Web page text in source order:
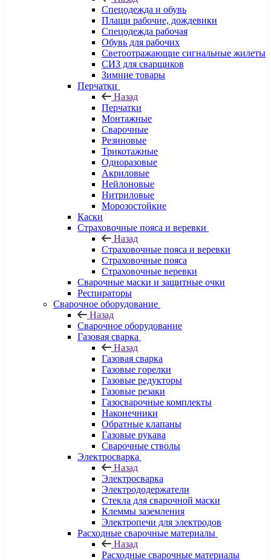
Спецодежда и обувь
Плащи рабочие, дождевики
Спецодежда рабочая
Обувь для рабочих
Светоотражающие сигнальные жилеты
СИЗ для сварщиков
Зимние товары
Перчатки
Назад
Перчатки
Монтажные
Сварочные
Резиновые
Трикотажные
Одноразовые
Акриловые
Нейлоновые
Нитриловые
Морозостойкие
Каски
Страховочные пояса и веревки
Назад
Страховочные пояса и веревки
Страховочные пояса
Страховочные веревки
Сварочные маски и защитные очки
Респираторы
Сварочное оборудование
Назад
Сварочное оборудование
Газовая сварка
Назад
Газовая сварка
Газовые горелки
Газовые редукторы
Газовые резаки
Газосварочные комплекты
Наконечники
Обратные клапаны
Газовые рукава
Сварочные стволы
Электросварка
Назад
Электросварка
Электрододержатели
Стекла для сварочной маски
Клеммы заземления
Электропечи для электродов
Расходные сварочные материалы
Назад
Расходные сварочные материалы